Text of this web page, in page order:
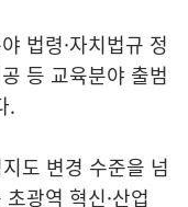
법령·자치법규 정
등 교육분야 출범
.
도 변경 수준을 넘
광역 혁신·산업